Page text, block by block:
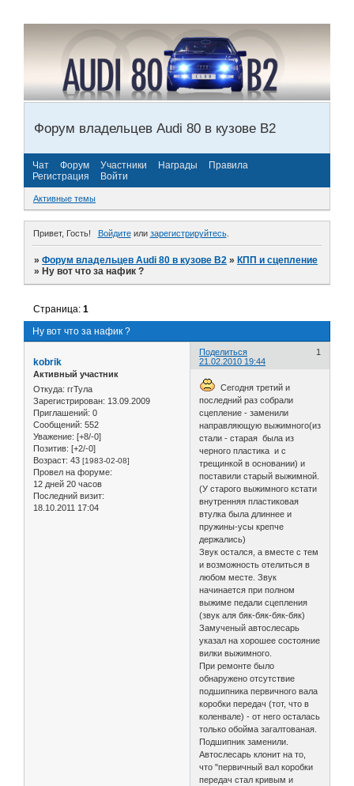
Форум владельцев Audi 80 в кузове В2
Чат Форум Участники Награды
Правила
Регистрация
Войти
Активные темы
Привет, Гость! Войдитеили зарегистрируйтесь.
»Форум владельцев Audi 80 в кузове В2 »КПП и сцепление
»Ну вот что за нафик ?
Ну вот что за нафик ?
Страница:1
Поделиться
1
21.02.2010 19:44
kobrik
Активный участник
Откуда: ггТула
Зарегистрирован: 13.09.2009
Приглашений: 0
Сообщений: 552
Уважение: [+8/-0]
Позитив: [+2/-0]
Возраст: 43 [1983-02-08]
Провел на форуме:
12 дней 20 часов
Последний визит:
18.10.2011 17:04
Сегодня третий и
последний раз собрали
сцепление - заменили
направляющую выжимного(из
стали - старая была из
черного пластика и с
трещинкой в основании) и
поставили старый выжимной.
(У старого выжимного кстати
внутренняя пластиковая
втулка была длиннее и
пружины-усы крепче
держались)
Звук остался, а вместе с тем
и возможность отелиться в
любом месте. Звук
начинается при полном
выжиме педали сцепления
(звук аля бяк-бяк-бяк-бяк)
Замученый автослесарь
указал на хорошее состояние
вилки выжимного.
При ремонте было
обнаружено отсутствие
подшипника первичного вала
коробки передач (тот, что в
коленвале) - от него осталась
только обойма загалтованая.
Подшипник заменили.
Автослесарь клонит на то,
что "первичный вал коробки
передач стал кривым и